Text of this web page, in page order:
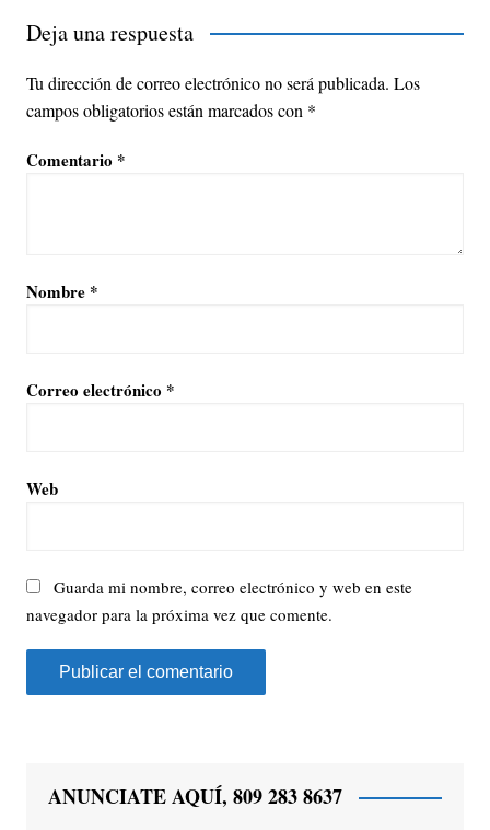
Deja una respuesta
Tu dirección de correo electrónico no será publicada. Los
campos obligatorios están marcados con *
Comentario *
Nombre *
Correo electrónico *
Web
Guarda mi nombre, correo electrónico y web en este
navegador para la próxima vez que comente.
ANUNCIATE AQUÍ, 809 283 8637